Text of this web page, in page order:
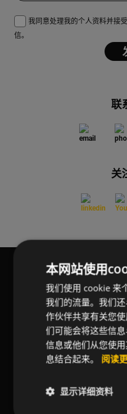
我同意处理我的个人资料并接
信。
联
关
关于CELO
关于CELO
加入西螺
产品目录
本网站使用
我们使用 cookie 来
我们的流量。我们
作伙伴共享有关您
们可能会将这些信
信息或他们从您使
息结合起来。 阅读
显示详细资料